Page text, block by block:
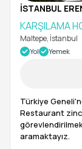
İSTANBUL
KARŞILAMA
Maltepe, İstanbul
Yol Yemek
Türkiye
Restaurant
aramaktayız.